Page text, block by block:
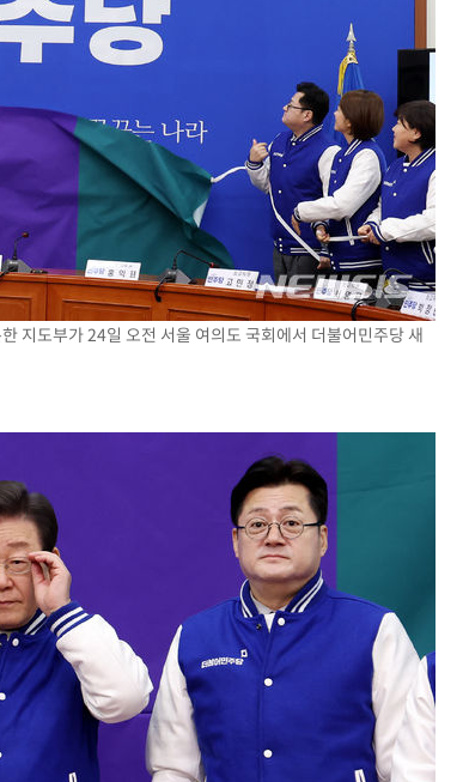
지도부가 24일 오전 서울 여의도 국회에서 더불어민주당 새